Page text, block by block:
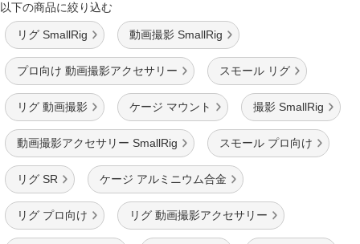
以下の商品に絞り込む
リグ SmallRig 動画撮影 SmallRig
プロ向け 動画撮影アクセサリー スモール リグ
リグ 動画撮影 ケージ マウント 撮影 SmallRig
動画撮影アクセサリー SmallRig スモール プロ向け
リグ SR ケージ アルミニウム合金
リグ プロ向け リグ 動画撮影アクセサリー